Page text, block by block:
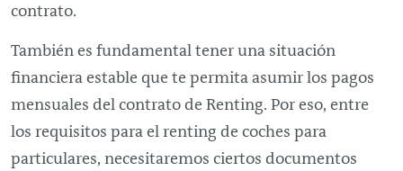
contrato.
También es fundamental tener una situación
financiera estable que te permita asumir los pagos
mensuales del contrato de Renting. Por eso, entre
los requisitos para elrenting de coches para
particulares, necesitaremos ciertos documentos